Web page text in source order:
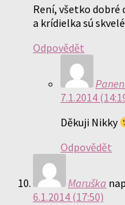
Rení, všetko
a krídielka sú
Odpovědět
7.1.2014
Děkuji Nikky
Odpovědět
Maruška
6.1.2014 (17:50)